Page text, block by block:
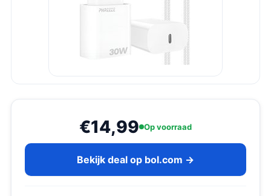
€14,99 Op voorraad
Bekijk deal op bol.com →